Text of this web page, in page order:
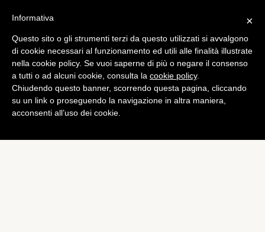
Bundesliga
Favre si gode il suo
Borussia: “a M’gladbach si
fa il futuro”
diEmiliano Storace
×
Informativa
Questo sito o gli strumenti terzi da questo utilizzati si avvalgono
di cookie necessari al funzionamento ed utili alle finalità illustrate
nella cookie policy. Se vuoi saperne di più o negare il consenso
a tutti o ad alcuni cookie, consulta la cookie policy.
Chiudendo questo banner, scorrendo questa pagina, cliccando
su un link o proseguendo la navigazione in altra maniera,
acconsenti all’uso dei cookie.